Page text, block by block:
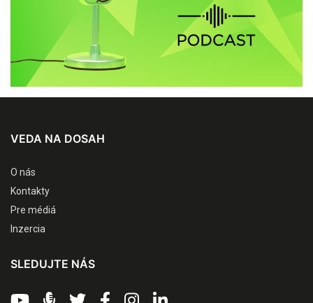
VEDA NA DOSAH
O nás
Kontakty
Pre médiá
Inzercia
SLEDUJTE NÁS